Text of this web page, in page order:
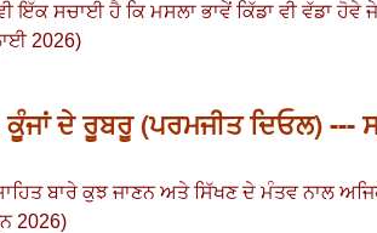
ਇੱਕ ਸਚਾਈ ਹੈ ਕਿ ਮਸਲਾ ਭਾਵੇਂ ਕਿੱਡਾ ਵੀ ਵੱਡਾ ਹੋਵੇ ਜੇ
2026)
ਦੇ ਰੂਬਰੂ (ਪਰਮਜੀਤ ਦਿਓਲ) ---
ਬਾਰੇ ਕੁਝ ਜਾਣਨ ਅਤੇ ਸਿੱਖਣ ਦੇ ਮੰਤਵ ਨਾਲ
2026)